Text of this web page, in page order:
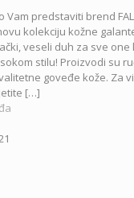
Vam predstaviti brend
kolekciju kožne
veseli duh za sve one
stilu! Proizvodi su
goveđe kože. Za
[…]